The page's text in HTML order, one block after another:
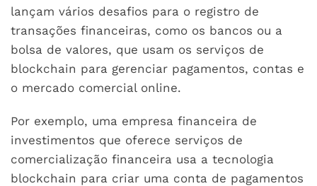
lançam vários desafios para o registro de
transações financeiras, como os bancos ou a
bolsa de valores, que usam os serviços de
blockchain para gerenciar pagamentos, contas e
o mercado comercial online.
Por exemplo, uma empresa financeira de
investimentos que oferece serviços de
comercialização financeira usa a tecnologia
blockchain para criar uma conta de pagamentos